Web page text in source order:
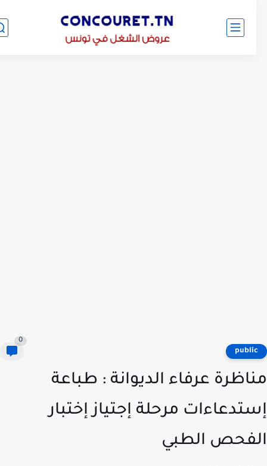
عرفاء الديوانة : طباعة
مرحلة إجتياز إختبار
الطبي